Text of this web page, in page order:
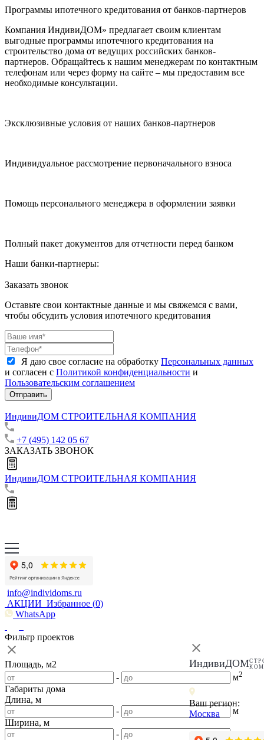
Программы ипотечного кредитования от банков-партнеров
Компания ИндивиДОМ» предлагает своим клиентам
выгодные программы ипотечного кредитования на
строительство дома от ведущих российских банков-
партнеров. Обращайтесь к нашим менеджерам по контактным
телефонам или через форму на сайте – мы предоставим все
необходимые консультации.
Эксклюзивные условия от наших банков-партнеров
Индивидуальное рассмотрение первоначального взноса
Помощь персонального менеджера в оформлении заявки
Полный пакет документов для отчетности перед банком
Наши банки-партнеры:
Заказать звонок
Оставьте свои контактные данные и мы свяжемся с вами,
чтобы обсудить условия ипотечного кредитования
Я даю свое согласие на обработку Персональных данных
и согласен с Политикой конфиденциальности и
Пользовательским соглашением
Отправить
ИндивиДОМ СТРОИТЕЛЬНАЯ КОМПАНИЯ
+7 (495) 142 05 67
ЗАКАЗАТЬ ЗВОНОК
ИндивиДОМ СТРОИТЕЛЬНАЯ КОМПАНИЯ
info@individoms.ru
АКЦИИ Избранное (0)
WhatsApp
ИндивиДОМ
Ваш регион:
Москва
Фильтр проектов
Площадь, м2
-
м2
Габариты дома
Длина, м
-
м
Ширина, м
-